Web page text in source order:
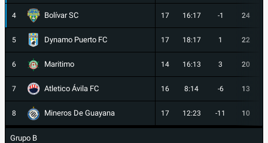
4 Bolívar SC 17 16:17 -1 24
5 Dynamo Puerto FC 17 18:17 1 22
6 Maritimo 14 16:13 3 20
7 Atletico Ávila FC 16 8:14 -6 13
8 Mineros De Guayana 17 12:23 -11 10
Grupo B